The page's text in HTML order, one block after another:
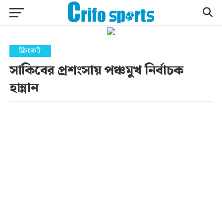
ক্রিকেট
সাকিবের প্রশংসায় পঞ্চমুখ নির্বাচক
হান্নান